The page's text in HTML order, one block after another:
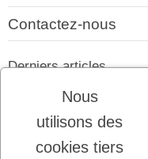
Contactez-nous
Derniers articles
01/07/2026
PLATINUM :
VIANDE
22/08/2025
Nous
utilisons des
cookies tiers